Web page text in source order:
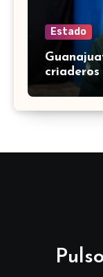
Estado
para la